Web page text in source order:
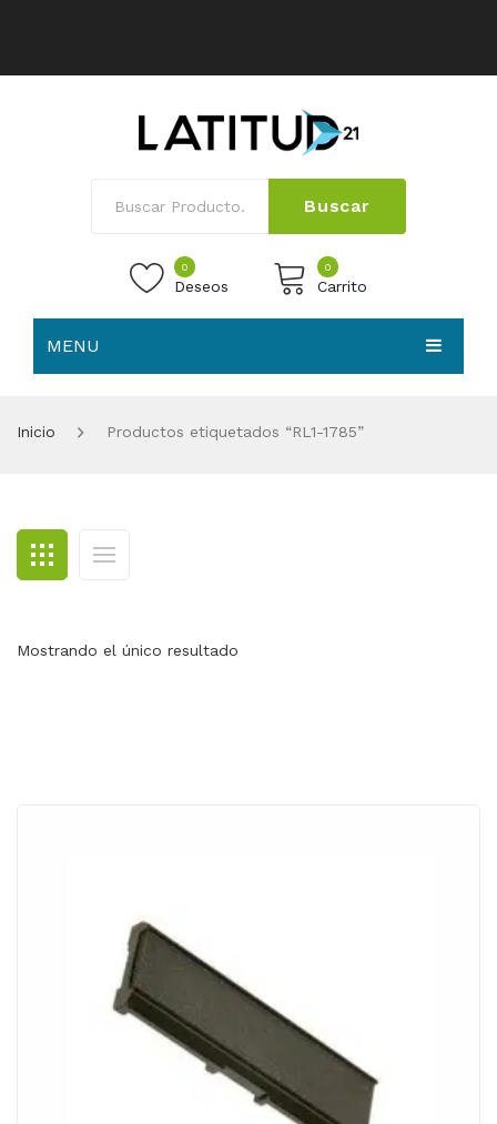
Buscar
0
Deseos
0
Carrito
MENU
BLOG
CONTACTO
Inicio Productos etiquetados “RL1-1785”
Mostrando el único resultado